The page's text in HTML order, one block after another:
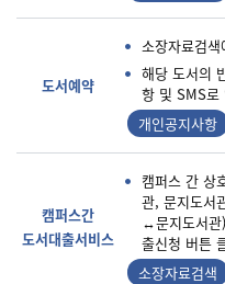
도서예약
소장자료검
해당 도서의
항 및 SMS로
개인공지사항
캠퍼스간
도서대출서비스
캠퍼스 간 상
관, 문지도서
↔문지도서관
출신청 버튼
소장자료검색